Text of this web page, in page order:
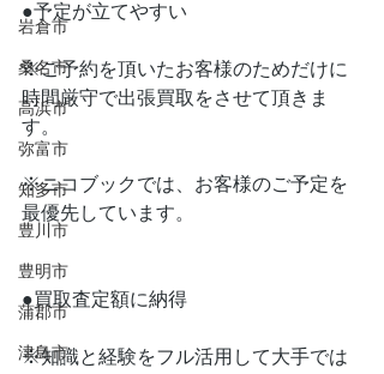
岩倉市
桑名市
高浜市
弥富市
知多市
豊川市
豊明市
蒲郡市
津島市
●予定が立てやすい
※ご予約を頂いたお客様のためだけに
時間厳守で出張買取をさせて頂きま
す。
※ニコブックでは、お客様のご予定を
最優先しています。
●買取査定額に納得
※知識と経験をフル活用して大手では